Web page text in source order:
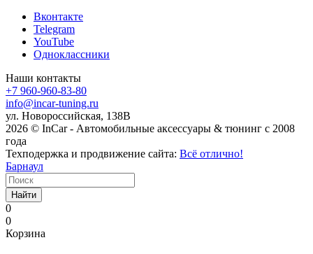
Вконтакте
Telegram
YouTube
Одноклассники
Наши контакты
+7 960-960-83-80
info@incar-tuning.ru
ул. Новороссийская, 138В
2026 © InCar - Автомобильные аксессуары & тюнинг с 2008
года
Техподержка и продвижение сайта: Всё отлично!
Барнаул
Найти
0
0
Корзина